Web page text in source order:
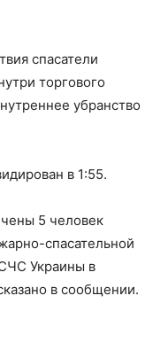
спасатели
торгового
убранство
в 1:55.
5 человек
спасательной
Украины в
в сообщении.